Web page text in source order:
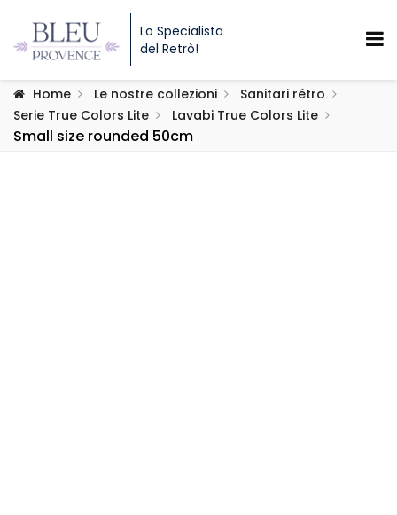
Lo Specialista
del Retrò!
Home Le nostre collezioni
Sanitari rétro
Serie True Colors Lite
Lavabi True Colors Lite
Small size rounded 50cm